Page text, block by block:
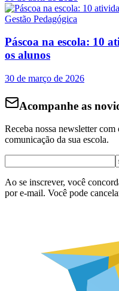
Gestão Pedagógica
Páscoa na escola: 10
os alunos
30 de março de 2026
Acompanhe as
Receba nossa newsletter
comunicação da sua escola.
Ao se inscrever, você
por e-mail. Você pode